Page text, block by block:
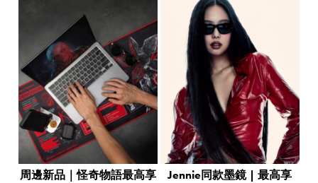
周邊新品｜怪奇物語最高享
Jennie同款墨鏡 | 最高享